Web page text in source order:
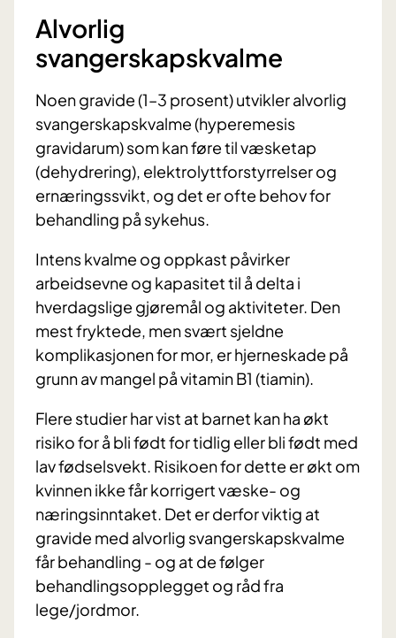
Alvorlig
svangerskapskvalme
Noen gravide (1–3 prosent) utvikler alvorlig
svangerskapskvalme (hyperemesis
gravidarum) som kan føre til væsketap
(dehydrering), elektrolyttforstyrrelser og
ernæringssvikt, og det er ofte behov for
behandling på sykehus.
Intens kvalme og oppkast påvirker
arbeidsevne og kapasitet til å delta i
hverdagslige gjøremål og aktiviteter. Den
mest fryktede, men svært sjeldne
komplikasjonen for mor, er hjerneskade på
grunn av mangel på vitamin B1 (tiamin).
Flere studier har vist at barnet kan ha økt
risiko for å bli født for tidlig eller bli født med
lav fødselsvekt. Risikoen for dette er økt om
kvinnen ikke får korrigert væske- og
næringsinntaket. Det er derfor viktig at
gravide med alvorlig svangerskapskvalme
får behandling - og at de følger
behandlingsopplegget og råd fra
lege/jordmor.